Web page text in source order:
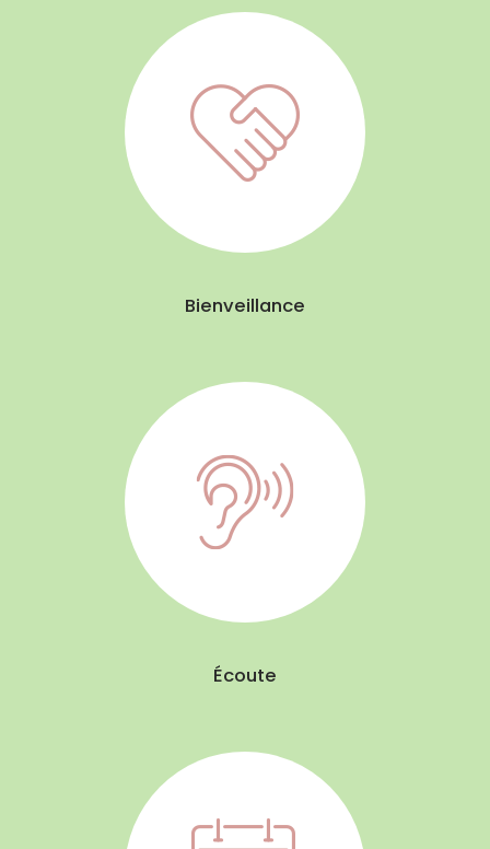
Bienveillance
Écoute